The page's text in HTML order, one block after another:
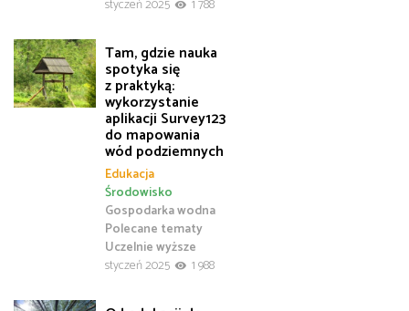
styczeń 2025
1 788
Tam, gdzie nauka
spotyka się
z praktyką:
wykorzystanie
aplikacji Survey123
do mapowania
wód podziemnych
Edukacja
Gospodarka wodna
Polecane tematy
Środowisko
Uczelnie wyższe
styczeń 2025
1 988